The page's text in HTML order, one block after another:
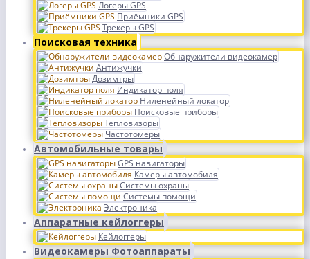
Логеры GPS
Приёмники GPS
Трекеры GPS
Поисковая техника
Обнаружители видеокамер
Антижучки
Дозимтры
Индикатор поля
Ниленейный локатор
Поисковые приборы
Тепловизоры
Частотомеры
Автомобильные товары
GPS навигаторы
Камеры автомобиля
Системы охраны
Системы помощи
Электроника
Аппаратные кейлоггеры
Кейлоггеры
Видеокамеры Фотоаппараты